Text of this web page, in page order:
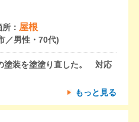
： 屋根
／男性・70代)
塗装を塗塗り直した。 対応
もっと見る